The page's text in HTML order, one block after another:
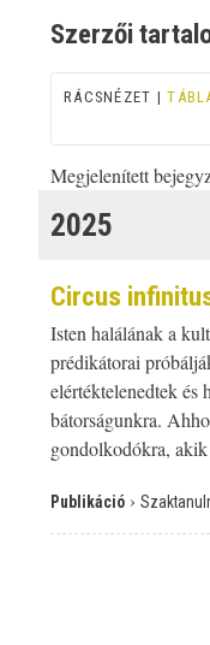
Szerzői
RÁCSNÉZET |
Megjelenített
2025
Circus
Isten halálának a
prédikátorai
elértéktelenedtek és
bátorságunkra.
gondolkodókra,
Publikáció ›